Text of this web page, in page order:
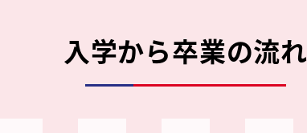
入学から卒業の流れ